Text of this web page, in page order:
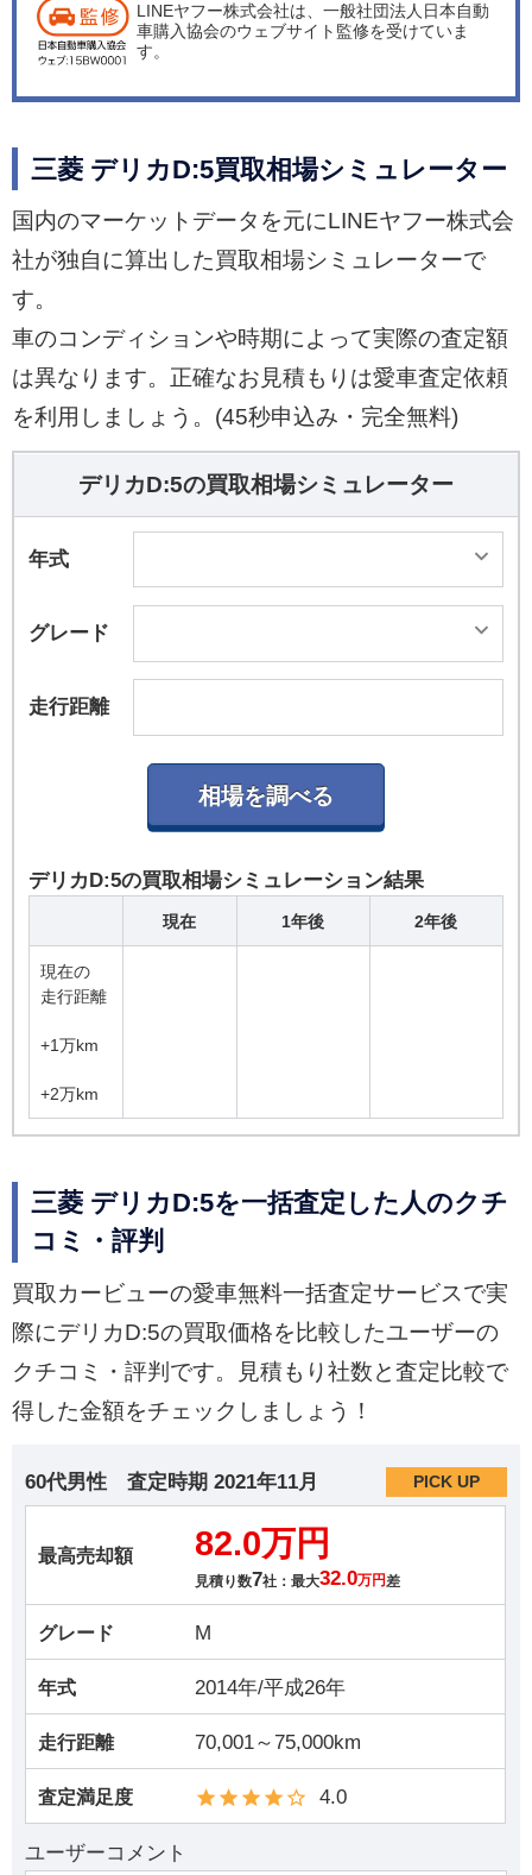
LINEヤフー株式会社は、一般社団法人日本自動
車購入協会のウェブサイト監修を受けていま
す。
三菱 デリカD:5買取相場シミュレーター
国内のマーケットデータを元にLINEヤフー株式会
社が独自に算出した買取相場シミュレーターで
す。
車のコンディションや時期によって実際の査定額
は異なります。正確なお見積もりは愛車査定依頼
を利用しましょう。(45秒申込み・完全無料)
デリカD:5の買取相場シミュレーター
年式
グレード
走行距離
デリカD:5の買取相場シミュレーション結果
現在 1年後 2年後
現在の
走行距離
+1万km
+2万km
三菱 デリカD:5を一括査定した人のクチ
コミ・評判
買取カービューの愛車無料一括査定サービスで実
際にデリカD:5の買取価格を比較したユーザーの
クチコミ・評判です。見積もり社数と査定比較で
得した金額をチェックしましょう！
60代男性 査定時期 2021年11月 PICK UP
最高売却額 82.0万円
見積り数7社：最大32.0万円 差
グレード M
年式 2014年/平成26年
走行距離 70,001～75,000km
査定満足度 4.0
ユーザーコメント